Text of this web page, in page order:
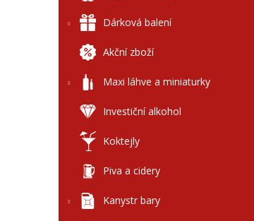
Dárková balení
Akční zboží
Maxi láhve a miniaturky
Investiční alkohol
Koktejly
Piva a cidery
Kanystr bary